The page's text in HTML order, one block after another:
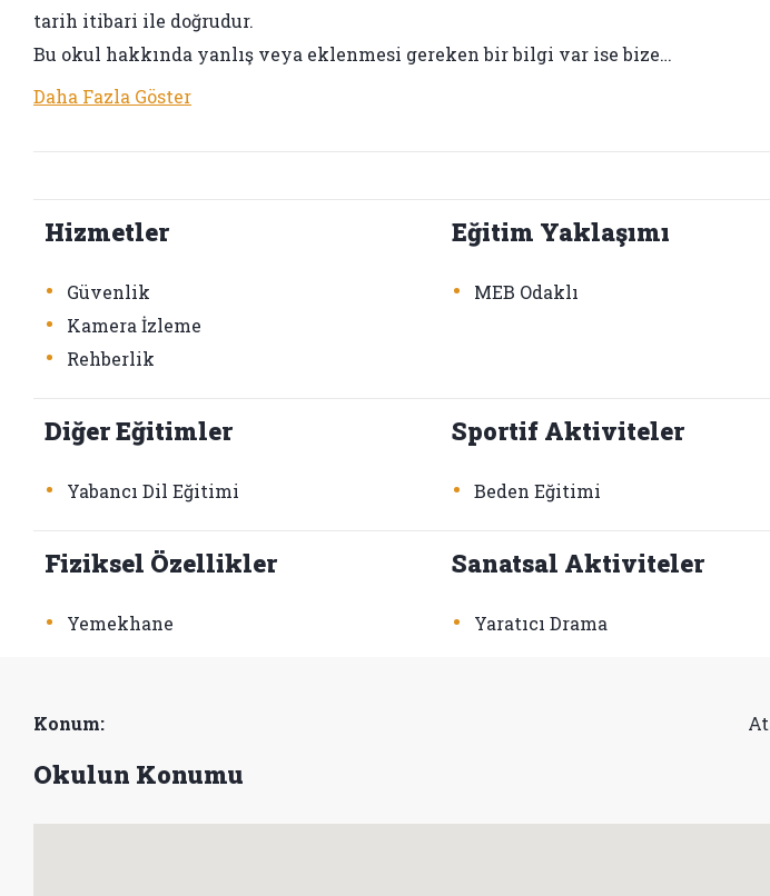
tarih itibari ile doğrudur.
Bu okul hakkında yanlış veya eklenmesi gereken bir bilgi var ise bize…
Daha Fazla Göster
Hizmetler
• Güvenlik
• Kamera İzleme
• Rehberlik
Eğitim Yaklaşımı
• MEB Odaklı
Diğer Eğitimler
• Yabancı Dil Eğitimi
Sportif Aktiviteler
• Beden Eğitimi
Fiziksel Özellikler
• Yemekhane
Sanatsal Aktiviteler
• Yaratıcı Drama
Konum:
Okulun Konumu